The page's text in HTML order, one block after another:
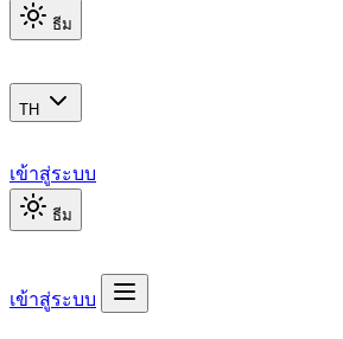
ธีม
TH
เข้าสู่ระบบ
ธีม
เข้าสู่ระบบ